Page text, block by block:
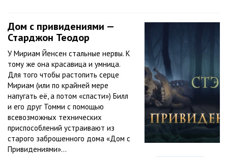
Дом с привидениями —
Старджон Теодор
У Мириам Йенсен стальные нервы. К
тому же она красавица и умница.
Для того чтобы растопить серце
Мириам (или по крайней мере
напугать её, а потом «спасти») Билл
и его друг Томми с помощью
всевозможных технических
приспособлений устраивают из
старого заброшенного дома «Дом с
Привидениями»…